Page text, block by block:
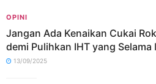
OPINI
Jangan Ada Kenaikan Cukai
demi Pulihkan IHT yang Selama
13/09/2025